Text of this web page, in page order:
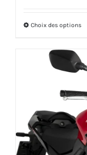
Choix des optionsCe
a